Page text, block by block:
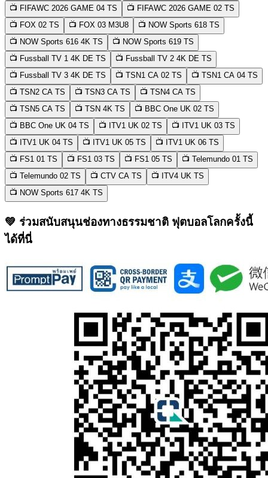
📺 FIFAWC 2026 GAME 04 TS 📺 FIFAWC 2026 GAME 02 TS
📺 FOX 02 TS 📺 FOX 03 M3U8 📺 NOW Sports 618 TS
📺 NOW Sports 616 4K TS 📺 NOW Sports 619 TS
📺 Fussball TV 1 4K DE TS 📺 Fussball TV 2 4K DE TS
📺 Fussball TV 3 4K DE TS 📺 TSN1 CA 02 TS 📺 TSN1 CA 04 TS
📺 TSN2 CA TS 📺 TSN3 CA TS 📺 TSN4 CA TS
📺 TSN5 CA TS 📺 TSN 4K TS 📺 BBC One UK 02 TS
📺 BBC One UK 04 TS 📺 ITV1 UK 02 TS 📺 ITV1 UK 03 TS
📺 ITV1 UK 04 TS 📺 ITV1 UK 05 TS 📺 ITV1 UK 06 TS
📺 FS1 01 TS 📺 FS1 03 TS 📺 FS1 05 TS 📺 Telemundo 01 TS
📺 Telemundo 02 TS 📺 CTV CA TS 📺 ITV4 UK TS
📺 NOW Sports 617 4K TS
💚 ร่วมสนับสนุนช่องทางธรรมชาติ ฟุตบอลโลกครั้งนี้
ได้ที่นี่